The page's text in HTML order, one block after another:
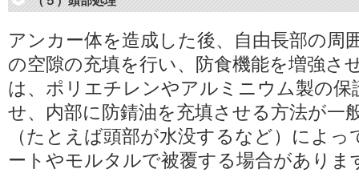
アンカー体を造成した後、自由長部の周
の空隙の充填を行い、防食機能を増強さ
は、ポリエチレンやアルミニウム製の
せ、内部に防錆油を充填させる方法が一
（たとえば頭部が水没するなど）によ
ートやモルタルで被覆する場合がありま